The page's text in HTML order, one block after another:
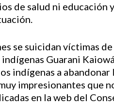
de salud ni educación
se suicidan víctimas
Guarani
indígenas a
impresionantes que
en la web del